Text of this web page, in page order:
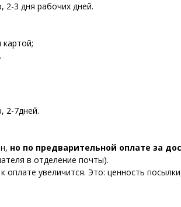
2-3 дня рабочих дней.
2-7дней.
но по предварительной оплате за
в отделение почты).
оплате увеличится. Это: ценность